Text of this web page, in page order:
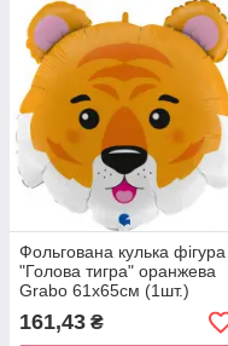
Фольгована кулька фігура
"Голова тигра" оранжева
Grabo 61х65см (1шт.)
161,43 ₴